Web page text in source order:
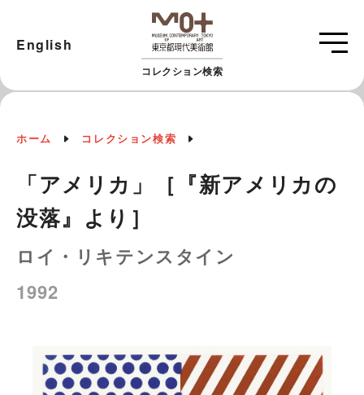
コレクション検索
English
ホーム コレクション検索
「アメリカ」［『新アメリカの
没落』より］
ロイ・リキテンスタイン
1992